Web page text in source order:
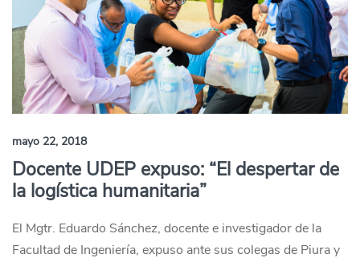
mayo 22, 2018
Docente UDEP expuso: “El despertar de
la logística humanitaria”
El Mgtr. Eduardo Sánchez, docente e investigador de la
Facultad de Ingeniería, expuso ante sus colegas de Piura y